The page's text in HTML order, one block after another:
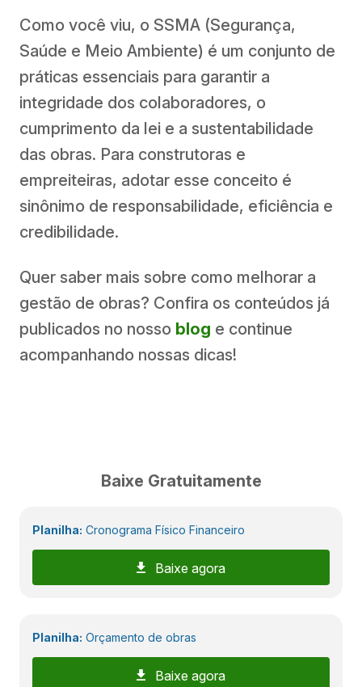
Como você viu, o SSMA (Segurança,
Saúde e Meio Ambiente) é um conjunto de
práticas essenciais para garantir a
integridade dos colaboradores, o
cumprimento da lei e a sustentabilidade
das obras. Para construtoras e
empreiteiras, adotar esse conceito é
sinônimo de responsabilidade, eficiência e
credibilidade.
Quer saber mais sobre como melhorar a
gestão de obras? Confira os conteúdos já
publicados no nosso blog e continue
acompanhando nossas dicas!
Baixe Gratuitamente
Planilha: Cronograma Físico Financeiro
Baixe agora
Planilha: Orçamento de obras
Baixe agora